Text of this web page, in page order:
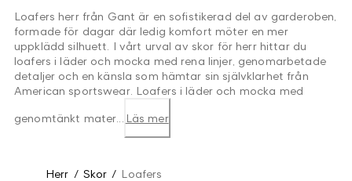
Loafers herr från Gant är en sofistikerad del av garderoben,
formade för dagar där ledig komfort möter en mer
uppklädd silhuett. I vårt urval av skor för herr hittar du
loafers i läder och mocka med rena linjer, genomarbetade
detaljer och en känsla som hämtar sin självklarhet från
American sportswear. Loafers i läder och mocka med
genomtänkt mater... Läs mer
Herr / Skor / Loafers